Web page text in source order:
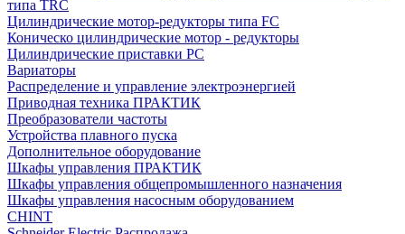
типа TRC
Цилиндрические мотор-редукторы типа FC
Коническо цилиндрические мотор - редукторы
Цилиндрические приставки PC
Вариаторы
Распределение и управление электроэнергией
Приводная техника ПРАКТИК
Преобразователи частоты
Устройства плавного пуска
Дополнительное оборудование
Шкафы управления ПРАКТИК
Шкафы управления общепромышленного назначения
Шкафы управления насосным оборудованием
CHINT